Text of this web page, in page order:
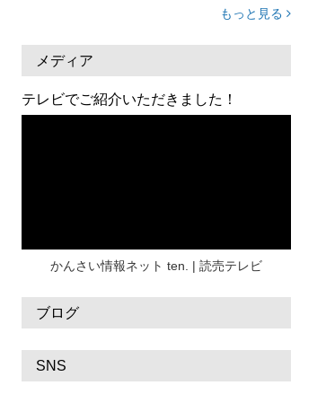
熱中症
人物 暑中見舞い
日本地図 海
もっと見る
メディア
テレビでご紹介いただきました！
かんさい情報ネット ten. | 読売テレビ
ブログ
SNS